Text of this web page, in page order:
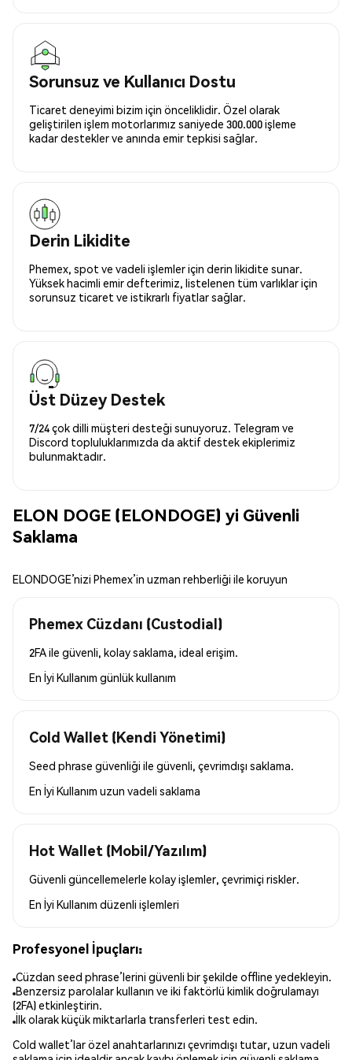
Sorunsuz ve Kullanıcı Dostu
Ticaret deneyimi bizim için önceliklidir. Özel olarak
geliştirilen işlem motorlarımız saniyede 300.000 işleme
kadar destekler ve anında emir tepkisi sağlar.
Derin Likidite
Phemex, spot ve vadeli işlemler için derin likidite sunar.
Yüksek hacimli emir defterimiz, listelenen tüm varlıklar için
sorunsuz ticaret ve istikrarlı fiyatlar sağlar.
Üst Düzey Destek
7/24 çok dilli müşteri desteği sunuyoruz. Telegram ve
Discord topluluklarımızda da aktif destek ekiplerimiz
bulunmaktadır.
ELON DOGE (ELONDOGE) yi Güvenli
Saklama
ELONDOGE’nizi Phemex’in uzman rehberliği ile koruyun
Phemex Cüzdanı (Custodial)
2FA ile güvenli, kolay saklama, ideal erişim.
En İyi Kullanım günlük kullanım
Cold Wallet (Kendi Yönetimi)
Seed phrase güvenliği ile güvenli, çevrimdışı saklama.
En İyi Kullanım uzun vadeli saklama
Hot Wallet (Mobil/Yazılım)
Güvenli güncellemelerle kolay işlemler, çevrimiçi riskler.
En İyi Kullanım düzenli işlemleri
Profesyonel İpuçları:
Cüzdan seed phrase’lerini güvenli bir şekilde offline yedekleyin.
Benzersiz parolalar kullanın ve iki faktörlü kimlik doğrulamayı
(2FA) etkinleştirin.
İlk olarak küçük miktarlarla transferleri test edin.
Cold wallet’lar özel anahtarlarınızı çevrimdışı tutar, uzun vadeli